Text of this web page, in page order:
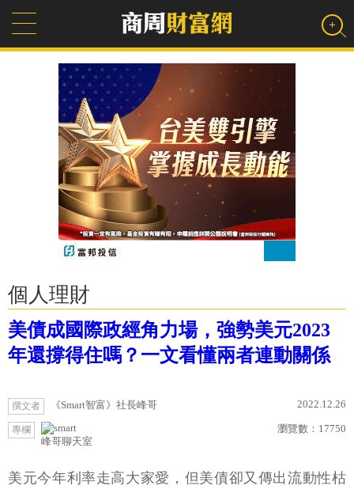
個人理財
美債成國際政經角力場，強勢美元2023
年還撐得住嗎？一文看懂兩者連動關係
撰文者 《Smart智富》社長峰哥 2022.12.26
專欄
峰哥聊天室
瀏覽數： 17750
美元今年利率走高大家愛，但美債卻又傳出流動性枯